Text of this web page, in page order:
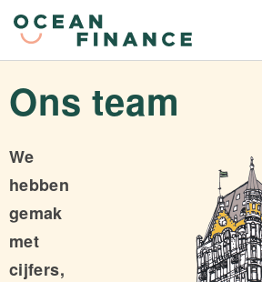
Ons team
We
hebben
gemak
met
cijfers,